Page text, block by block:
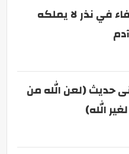
في نذر لا يملكه
حديث (لعن الله من
الله)